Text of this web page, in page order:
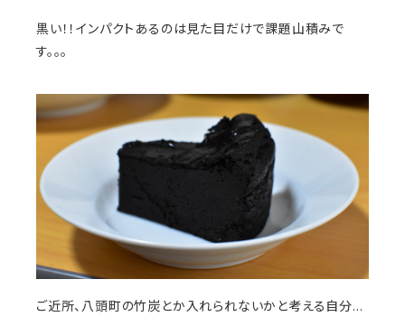
黒い！！インパクトあるのは見た目だけで課題山積みで
す。。。
ご近所、八頭町の竹炭とか入れられないかと考える自分…